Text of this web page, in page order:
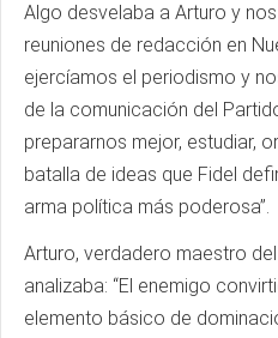
Algo desvelaba a Arturo y
reuniones de redacción en
ejercíamos el periodismo y
de la comunicación del
prepararnos mejor, estudiar,
batalla de ideas que Fidel
arma política más poderosa”.
Arturo, verdadero maestro
analizaba: “El enemigo
elemento básico de